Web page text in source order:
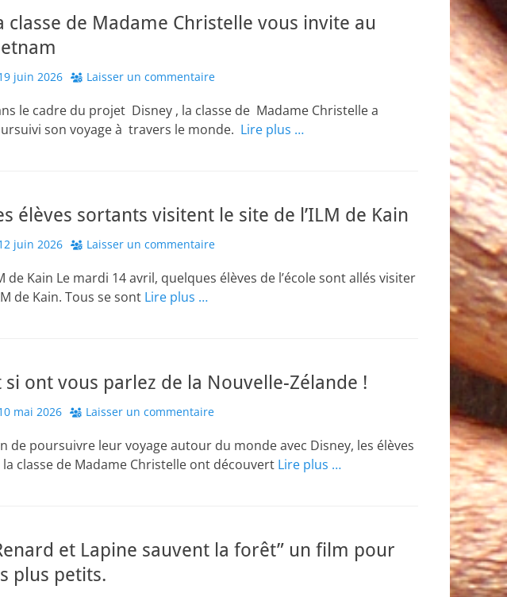
classe de Madame Christelle vous invite au
juin 2026 Laisser un commentaire
le cadre du projet Disney , la classe de Madame Christelle a
son voyage à travers le monde. Lire plus …
élèves sortants visitent le site de l’ILM de Kain
juin 2026 Laisser un commentaire
de Kain Le mardi 14 avril, quelques élèves de l’école sont allés visiter
de Kain. Tous se sont Lire plus …
si ont vous parlez de la Nouvelle-Zélande !
mai 2026 Laisser un commentaire
de poursuivre leur voyage autour du monde avec Disney, les élèves
la classe de Madame Christelle ont découvert Lire plus …
et Lapine sauvent la forêt” un film pour
plus petits.